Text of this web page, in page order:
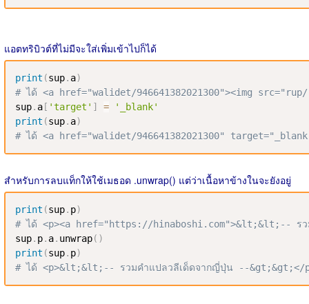
แอตทริบิวต์ที่ไม่มีจะใส่เพิ่มเข้าไปก็ได้
print (sup. a)
# ได้ <a href="walidet/946641382021300"><img
sup. a [ 'target' ] =
'_blank'
print (sup. a)
# ได้ <a href="walidet/946641382021300"
สำหรับการลบแท็กให้ใช้เมธอด .unwrap() แต่ว่าเนื้อหาข้างในจะยังอยู่
print (sup. p)
# ได้ <p><a href="https://hinaboshi.com">&lt;&lt;-- รว
sup. p. a. unwrap( )
print (sup. p)
# ได้ <p>&lt;&lt;-- รวมคำแปลวลีเด็ดจากญี่ปุ่น --&gt;&gt;</